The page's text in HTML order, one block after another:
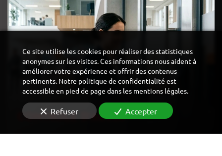
CONTRÔLE D'ACCÈS
Ce site utilise les cookies pour réaliser des statistiques
anonymes sur les visites. Ces informations nous aident à
améliorer votre expérience et offrir des contenus
pertinents. Notre politique de confidentialité est
accessible en pied de page dans les mentions légales.
Refuser Accepter